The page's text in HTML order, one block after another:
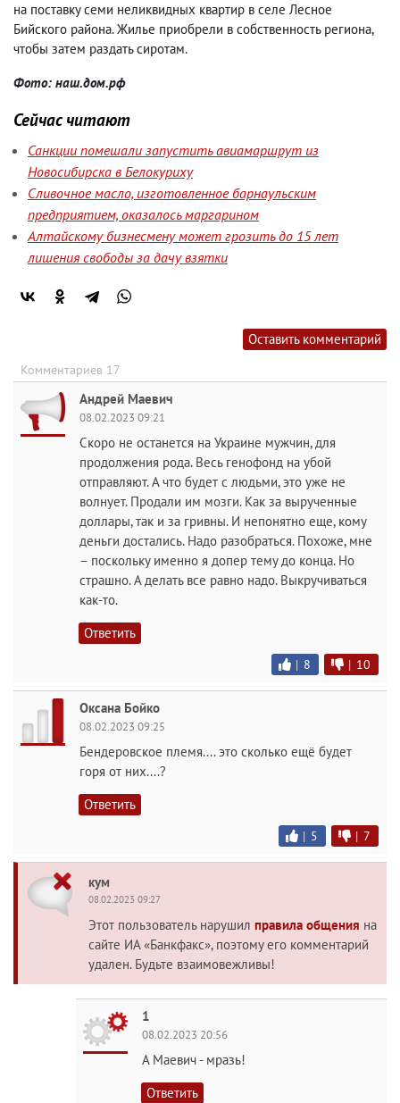
на поставку семи неликвидных квартир в селе Лесное
Бийского района. Жилье приобрели в собственность региона,
чтобы затем раздать сиротам.
Фото: наш.дом.рф
Сейчас читают
Санкции помешали запустить авиамаршрут из
Новосибирска в Белокуриху
Сливочное масло, изготовленное барнаульским
предприятием, оказалось маргарином
Алтайскому бизнесмену может грозить до 15 лет
лишения свободы за дачу взятки
Оставить комментарий
Комментариев 17
Андрей Маевич
08.02.2023 09:21
Скоро не останется на Украине мужчин, для
продолжения рода. Весь генофонд на убой
отправляют. А что будет с людьми, это уже не
волнует. Продали им мозги. Как за вырученные
доллары, так и за гривны. И непонятно еще, кому
деньги достались. Надо разобраться. Похоже, мне
– поскольку именно я допер тему до конца. Но
страшно. А делать все равно надо. Выкручиваться
как-то.
Ответить
| 8 | 10
Оксана Бойко
08.02.2023 09:25
Бендеровское племя.... это сколько ещё будет
горя от них....?
Ответить
| 5 | 7
кум
08.02.2023 09:27
Этот пользователь нарушил правила общения на
сайте ИА «Банкфакс», поэтому его комментарий
удален. Будьте взаимовежливы!
1
08.02.2023 20:56
А Маевич - мpaзь!
Ответить